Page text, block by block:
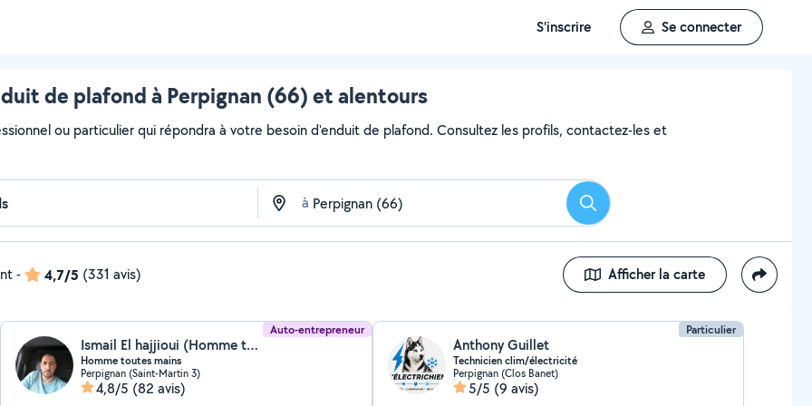
S'inscrire Se connecter
de plafond à Perpignan (66) et alentours
ou particulier qui répondra à votre besoin d'enduit de plafond. Consultez les profils, contactez-les et
à Rechercher
- 4,7/5 (331 avis) Afficher la carte
Auto-entrepreneur
Ismail El hajjioui (Homme toutes mains)
Homme toutes mains
Perpignan (Saint-Martin 3)
4,8/5 (82 avis)
Particulier
Anthony Guillet
Technicien clim/électricité
Perpignan (Clos Banet)
5/5 (9 avis)